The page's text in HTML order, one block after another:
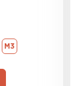
М3
Ursa